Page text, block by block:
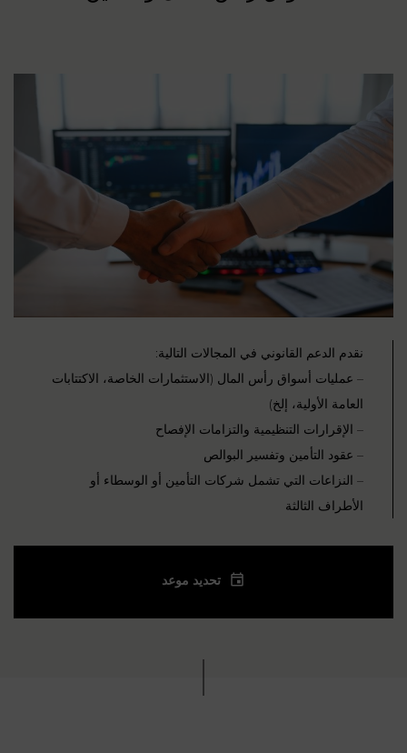
نقدم الدعم القانوني في المجالات التالية:
– عمليات أسواق رأس المال (الاستثمارات الخاصة، الاكتتابات
العامة الأولية، إلخ)
– الإقرارات التنظيمية والتزامات الإفصاح
– عقود التأمين وتفسير البوالص
– النزاعات التي تشمل شركات التأمين أو الوسطاء أو
الأطراف الثالثة
تحديد موعد